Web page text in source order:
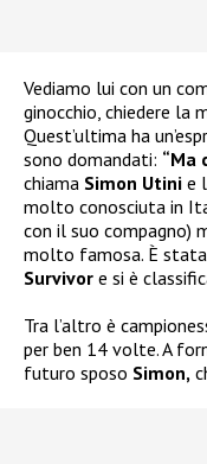
Vediamo lui con un
ginocchio, chiedere la
Quest’ultima ha
sono domandati: “Ma
chiama Simon Utini e
molto conosciuta in
con il suo compagno)
molto famosa. È
Survivor e si è
Tra l’altro è
per ben 14 volte. A
futuro sposo Simon,